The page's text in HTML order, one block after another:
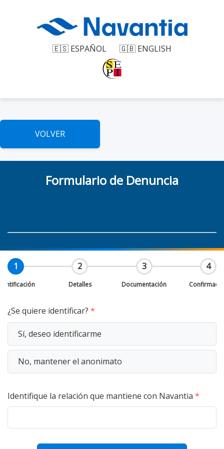
🇪🇸 ESPAÑOL 🇬🇧 ENGLISH
VOLVER
Formulario de Denuncia
1 2
Detalles
3
Documentación
4
¿Se quiere identificar?
Sí, deseo identificarme
No, mantener el anonimato
Identifique la relación que mantiene con Navantia